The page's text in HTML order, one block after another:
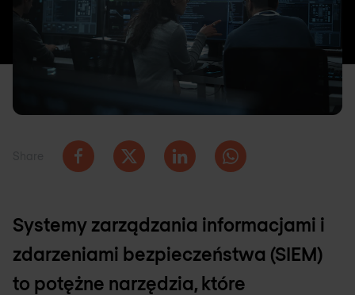
Systemy zarządzania informacjami i
zdarzeniami bezpieczeństwa (SIEM)
to potężne narzędzia, które